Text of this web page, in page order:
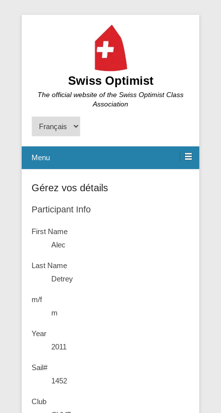
Swiss Optimist
The official website of the Swiss Optimist Class
Association
Choisir
une
langue
Menu
Gérez vos détails
Participant Info
First Name
Alec
Last Name
Detrey
m/f
m
Year
2011
Sail#
1452
Club